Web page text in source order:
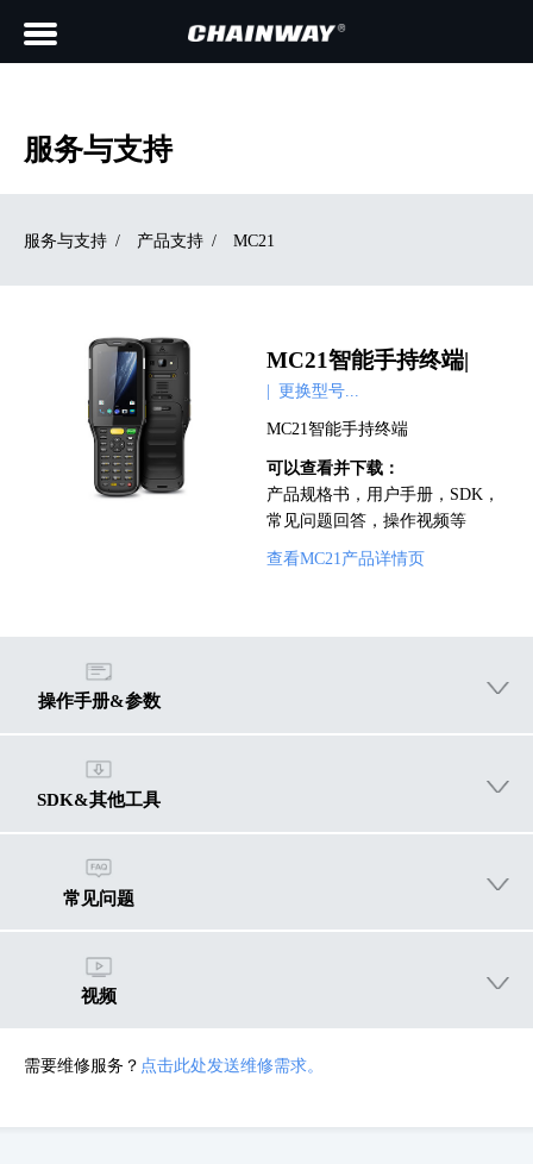
服务与支持
服务与支持 / 产品支持 / MC21
MC21智能手持终端|
| 更换型号...
MC21智能手持终端
可以查看并下载：
产品规格书，用户手册，SDK，
常见问题回答，操作视频等
查看MC21产品详情页
操作手册&参数
SDK&其他工具
常见问题
视频
需要维修服务？ 点击此处发送维修需求。